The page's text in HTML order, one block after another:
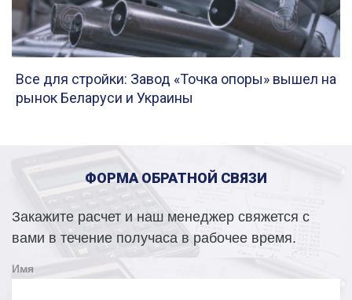
Все для стройки: Завод «Точка опоры» вышел на
рынок Беларуси и Украины
ФОРМА ОБРАТНОЙ СВЯЗИ
Закажите расчет и наш менеджер свяжется с
вами в течение получаса в рабочее время.
Имя